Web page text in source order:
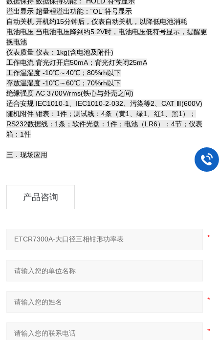
溢出显示 超量程溢出功能：“OL”符号显示
自动关机 开机约15分钟后，仪表自动关机，以降低电池消耗
电池电压 当电池电压降到约5.2V时，电池电压低符号显示，提醒更
换电池
仪表质量 仪表：1kg(含电池及附件)
工作电流 背光灯开启50mA；背光灯关闭25mA
工作温湿度 -10℃～40℃；80%rh以下
存放温湿度 -10℃～60℃；70%rh以下
绝缘强度 AC 3700V/rms(铁心与外壳之间)
适合安规 IEC1010-1、IEC1010-2-032、污染等2、CAT Ⅲ(600V)
随机附件 钳表：1件；测试线：4条（黄1、绿1、红1、黑1）；
RS232数据线：1条；软件光盘：1件；电池（LR6）：4节；仪表
箱：1件
三．现场应用
产品咨询